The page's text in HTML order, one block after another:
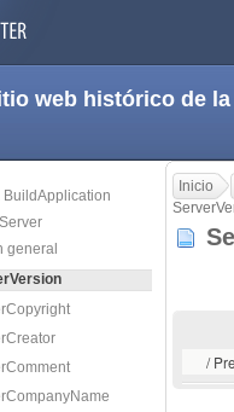
web histórico de
general
Inicio
/